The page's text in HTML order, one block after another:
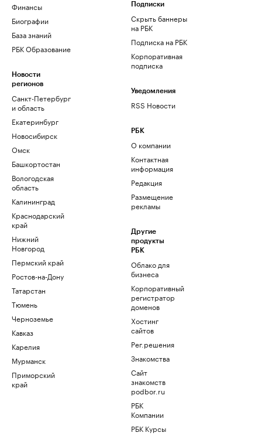
Финансы
Биографии
База знаний
РБК Образование
Новости
регионов
Санкт-Петербург
и область
Екатеринбург
Новосибирск
Омск
Башкортостан
Вологодская
область
Калининград
Краснодарский
край
Нижний
Новгород
Пермский край
Ростов-на-Дону
Татарстан
Тюмень
Черноземье
Кавказ
Карелия
Мурманск
Приморский
край
Подписки
Скрыть баннеры
на РБК
Подписка на РБК
Корпоративная
подписка
Уведомления
RSS Новости
РБК
О компании
Контактная
информация
Редакция
Размещение
рекламы
Другие
продукты
РБК
Облако для
бизнеса
Корпоративный
регистратор
доменов
Хостинг
сайтов
Рег.решения
Знакомства
Сайт
знакомств
podbor.ru
РБК
Компании
РБК Курсы